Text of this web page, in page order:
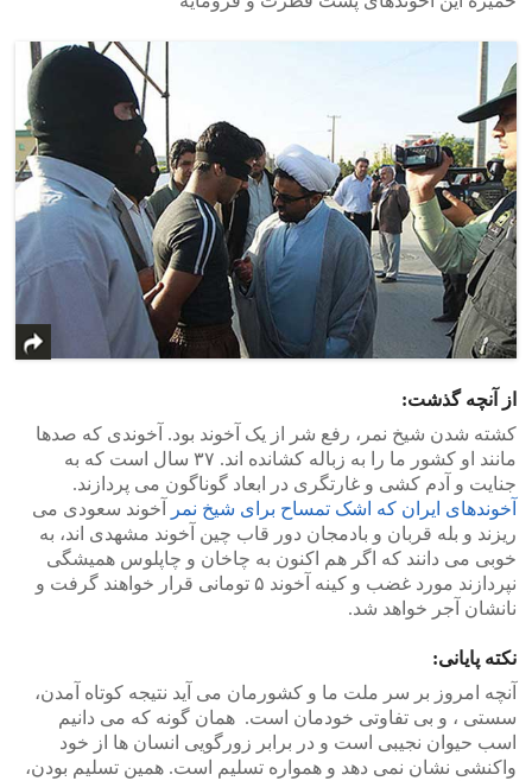
از آنچه گذشت:
کشته شدن شیخ نمر، رفع شر از یک آخوند بود. آخوندی که صدها
مانند او کشور ما را به زباله کشانده اند. ۳۷ سال است که به
جنایت و آدم کشی و غارتگری در ابعاد گوناگون می پردازند.
آخوندهای ایران که اشک تمساح برای شیخ نمر
آخوند سعودی می
ریزند و بله قربان و بادمجان دور قاب چین آخوند مشهدی اند، به
خوبی می دانند که اگر هم اکنون به چاخان و چاپلوس همیشگی
نپردازند مورد غضب و کینه آخوند ۵ تومانی قرار خواهند گرفت و
نانشان آجر خواهد شد.
نکته پایانی:
آنچه امروز بر سر ملت ما و کشورمان می آید نتیجه کوتاه آمدن،
سستی ، و بی تفاوتی خودمان است. همان گونه که می دانیم
اسب حیوان نجیبی است و در برابر زورگویی انسان ها از خود
واکنشی نشان نمی دهد و همواره تسلیم است. همین تسلیم بودن،